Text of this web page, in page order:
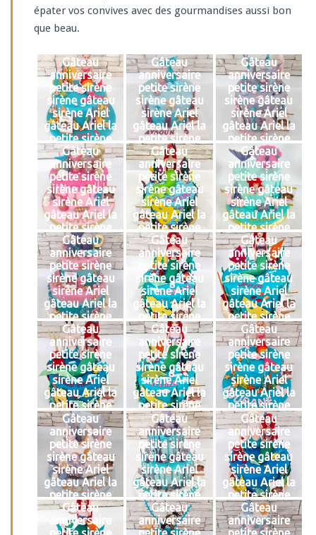
épater vos convives avec des gourmandises aussi bon
que beau.
Gâteau
anniversaire
petite sirène
sirène gâteau
sirène Ariel
gâteau Ariel la
petite sirène
Gâteau
anniversaire
petite sirène
sirène gâteau
sirène Ariel
gâteau Ariel la
petite sirène
Gâteau
anniversaire
petite sirène
sirène gâteau
sirène Ariel
gâteau Ariel la
petite sirène
Gâteau
anniversaire
petite sirène
sirène gâteau
sirène Ariel
gâteau Ariel la
petite sirène
Gâteau
anniversaire
petite sirène
sirène gâteau
sirène Ariel
gâteau Ariel la
petite sirène
Gâteau
anniversaire
petite sirène
sirène gâteau
sirène Ariel
gâteau Ariel la
petite sirène
Gâteau
anniversaire
petite sirène
sirène gâteau
sirène Ariel
gâteau Ariel la
petite sirène
Gâteau
anniversaire
petite sirène
sirène gâteau
sirène Ariel
gâteau Ariel la
petite sirène
Gâteau
anniversaire
petite sirène
sirène gâteau
sirène Ariel
gâteau Ariel la
petite sirène
Gâteau
anniversaire
petite sirène
sirène gâteau
sirène Ariel
gâteau Ariel la
petite sirène
Gâteau
anniversaire
petite sirène
sirène gâteau
sirène Ariel
gâteau Ariel la
petite sirène
Gâteau
anniversaire
petite sirène
sirène gâteau
sirène Ariel
gâteau Ariel la
petite sirène
Gâteau
anniversaire
petite sirène
sirène gâteau
sirène Ariel
gâteau Ariel la
petite sirène
Gâteau
anniversaire
petite sirène
sirène gâteau
sirène Ariel
gâteau Ariel la
petite sirène
Gâteau
anniversaire
petite sirène
sirène gâteau
sirène Ariel
gâteau Ariel la
petite sirène
Gâteau
anniversaire
Gâteau
anniversaire
Gâteau
anniversaire